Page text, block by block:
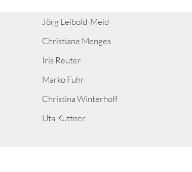
Jörg Leibold-Meid
Christiane Menges
Iris Reuter
Marko Fuhr
Christina Winterhoff
Uta Kuttner